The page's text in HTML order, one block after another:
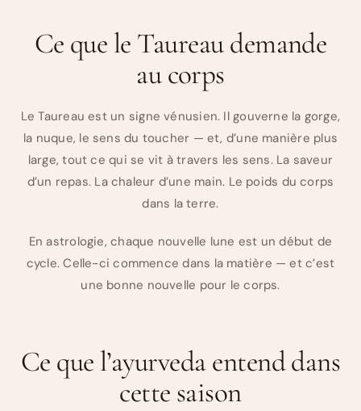
Ce que le Taureau demande
au corps
Le Taureau est un signe vénusien. Il gouverne la gorge,
la nuque, le sens du toucher — et, d’une manière plus
large, tout ce qui se vit à travers les sens. La saveur
d’un repas. La chaleur d’une main. Le poids du corps
dans la terre.
En astrologie, chaque nouvelle lune est un début de
cycle. Celle-ci commence dans la matière — et c’est
une bonne nouvelle pour le corps.
Ce que l’ayurveda entend dans
cette saison